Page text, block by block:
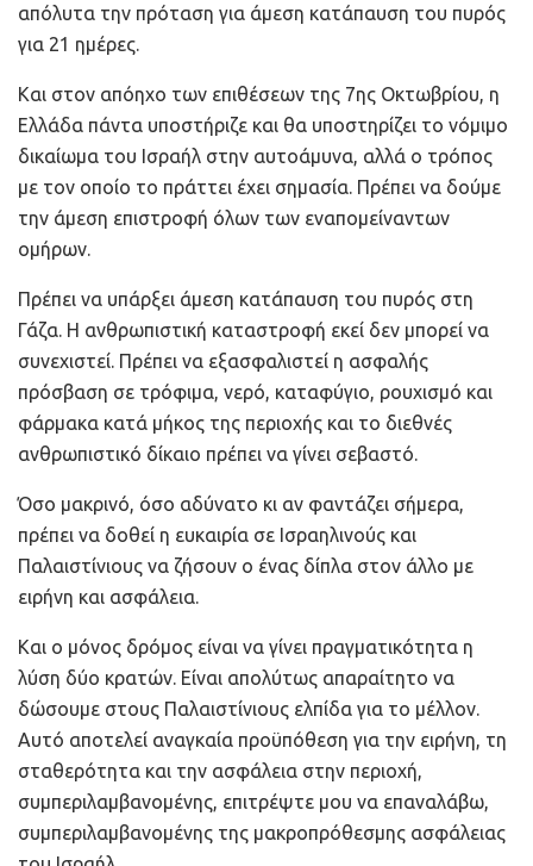
απόλυτα την πρόταση για άμεση κατάπαυση του πυρός
για 21 ημέρες.
Και στον απόηχο των επιθέσεων της 7ης Οκτωβρίου, η
Ελλάδα πάντα υποστήριζε και θα υποστηρίζει το νόμιμο
δικαίωμα του Ισραήλ στην αυτοάμυνα, αλλά ο τρόπος
με τον οποίο το πράττει έχει σημασία. Πρέπει να δούμε
την άμεση επιστροφή όλων των εναπομείναντων
ομήρων.
Πρέπει να υπάρξει άμεση κατάπαυση του πυρός στη
Γάζα. Η ανθρωπιστική καταστροφή εκεί δεν μπορεί να
συνεχιστεί. Πρέπει να εξασφαλιστεί η ασφαλής
πρόσβαση σε τρόφιμα, νερό, καταφύγιο, ρουχισμό και
φάρμακα κατά μήκος της περιοχής και το διεθνές
ανθρωπιστικό δίκαιο πρέπει να γίνει σεβαστό.
Όσο μακρινό, όσο αδύνατο κι αν φαντάζει σήμερα,
πρέπει να δοθεί η ευκαιρία σε Ισραηλινούς και
Παλαιστίνιους να ζήσουν ο ένας δίπλα στον άλλο με
ειρήνη και ασφάλεια.
Και ο μόνος δρόμος είναι να γίνει πραγματικότητα η
λύση δύο κρατών. Είναι απολύτως απαραίτητο να
δώσουμε στους Παλαιστίνιους ελπίδα για το μέλλον.
Αυτό αποτελεί αναγκαία προϋπόθεση για την ειρήνη, τη
σταθερότητα και την ασφάλεια στην περιοχή,
συμπεριλαμβανομένης, επιτρέψτε μου να επαναλάβω,
συμπεριλαμβανομένης της μακροπρόθεσμης ασφάλειας